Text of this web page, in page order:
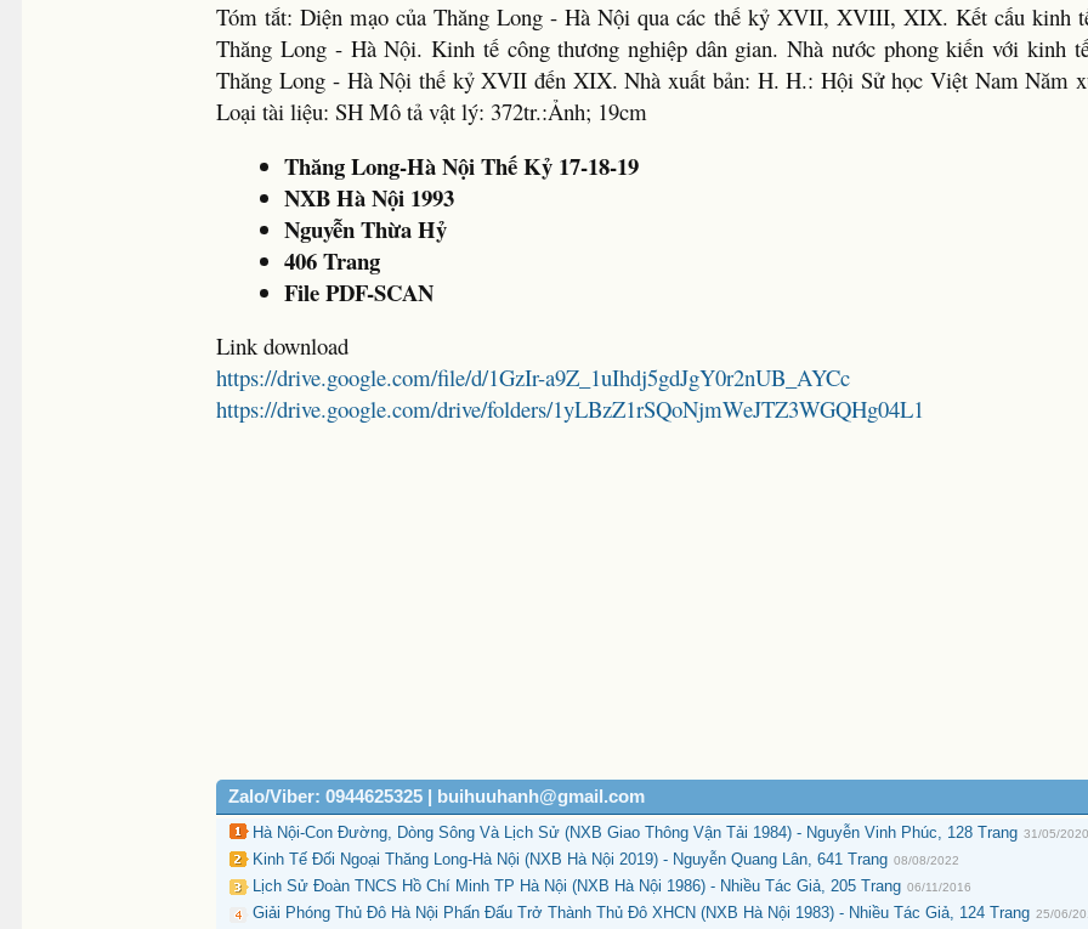
Tóm tắt: Diện mạo của Thăng Long - Hà Nội qua các thế kỷ XVII, XVIII, XIX. Kết cấu kinh
Thăng Long - Hà Nội. Kinh tế công thương nghiệp dân gian. Nhà nước phong kiến với kinh
Thăng Long - Hà Nội thế kỷ XVII đến XIX. Nhà xuất bản: H. H.: Hội Sử học Việt Nam Năm
Loại tài liệu: SH Mô tả vật lý: 372tr.:Ảnh; 19cm
Thăng Long-Hà Nội Thế Kỷ 17-18-19
NXB Hà Nội 1993
Nguyễn Thừa Hỷ
406 Trang
File PDF-SCAN
Link download
https://drive.google.com/file/d/1GzIr-a9Z_1uIhdj5gdJgY0r2nUB_AYCc
https://drive.google.com/drive/folders/1yLBzZ1rSQoNjmWeJTZ3WGQHg04L1
Zalo/Viber: 0944625325 | buihuuhanh@gmail.com
Hà Nội-Con Đường, Dòng Sông Và Lịch Sử (NXB Giao Thông Vận Tải 1984) - Nguyễn Vinh Phúc, 128 Trang 31/05/2020
Kinh Tế Đối Ngoại Thăng Long-Hà Nội (NXB Hà Nội 2019) - Nguyễn Quang Lân, 641 Trang 08/08/2022
Lịch Sử Đoàn TNCS Hồ Chí Minh TP Hà Nội (NXB Hà Nội 1986) - Nhiều Tác Giả, 205 Trang 06/11/2016
Giải Phóng Thủ Đô Hà Nội Phấn Đấu Trở Thành Thủ Đô XHCN (NXB Hà Nội 1983) - Nhiều Tác Giả, 124 Trang 25/06/